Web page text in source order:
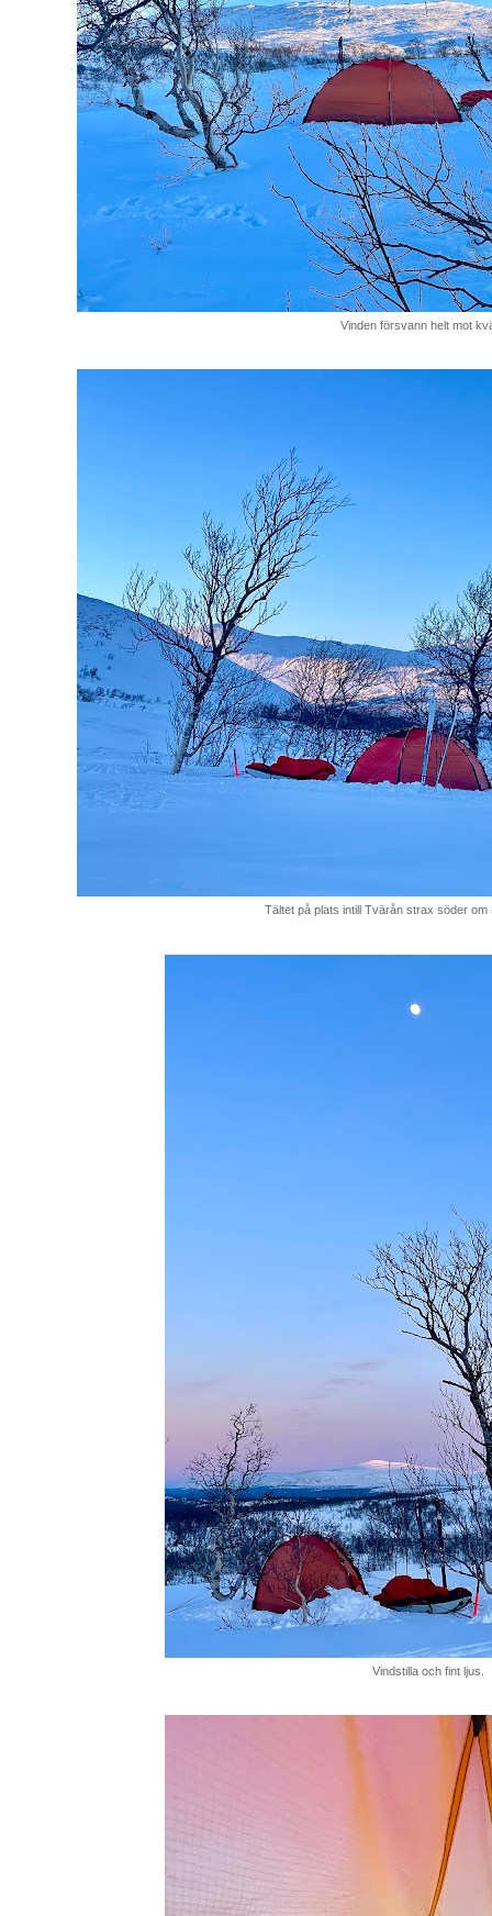
Vinden försvann helt mot
Tältet på plats intill Tvärån strax söder om
Vindstilla och fint ljus.